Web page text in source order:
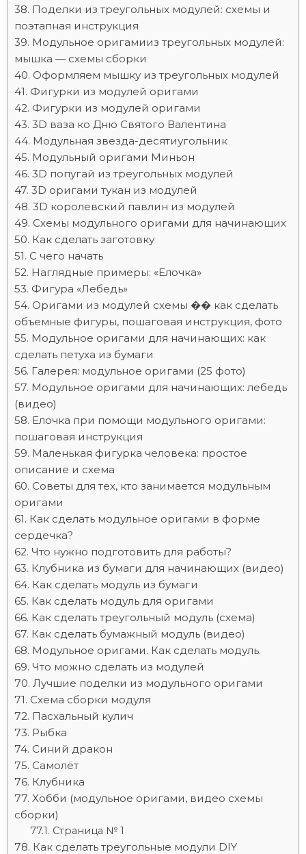
Поделки из треугольных модулей: схемы и
поэтапная инструкция
Модульное оригамииз треугольных модулей:
мышка — схемы сборки
Оформляем мышку из треугольных модулей
Фигурки из модулей оригами
Фигурки из модулей оригами
3D ваза ко Дню Святого Валентина
Модульная звезда-десятиугольник
Модульный оригами Миньон
3D попугай из треугольных модулей
3D оригами тукан из модулей
3D королевский павлин из модулей
Схемы модульного оригами для начинающих
Как сделать заготовку
С чего начать
Наглядные примеры: «Елочка»
Фигура «Лебедь»
Оригами из модулей схемы �� как сделать
объемные фигуры, пошаговая инструкция, фото
Модульное оригами для начинающих: как
сделать петуха из бумаги
Галерея: модульное оригами (25 фото)
Модульное оригами для начинающих: лебедь
(видео)
Елочка при помощи модульного оригами:
пошаговая инструкция
Маленькая фигурка человека: простое
описание и схема
Советы для тех, кто занимается модульным
оригами
Как сделать модульное оригами в форме
сердечка?
Что нужно подготовить для работы?
Клубника из бумаги для начинающих (видео)
Как сделать модуль из бумаги
Как сделать модуль для оригами
Как сделать треугольный модуль (схема)
Как сделать бумажный модуль (видео)
Модульное оригами. Как сделать модуль.
Что можно сделать из модулей
Лучшие поделки из модульного оригами
Схема сборки модуля
Пасхальный кулич
Рыбка
Синий дракон
Самолёт
Клубника
Хобби (модульное оригами, видео схемы
сборки)
Страница № 1
Как сделать треугольные модули DIY